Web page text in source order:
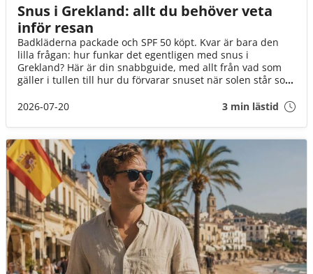
Snus i Grekland: allt du behöver veta
inför resan
Badkläderna packade och SPF 50 köpt. Kvar är bara den
lilla frågan: hur funkar det egentligen med snus i
Grekland? Här är din snabbguide, med allt från vad som
gäller i tullen till hur du förvarar snuset när solen står som
2026-07-20
3 min lästid